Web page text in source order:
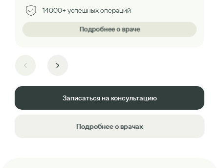
14000+ успешных операций
Подробнее о враче
Записаться на консультацию
Подробнее о врачах